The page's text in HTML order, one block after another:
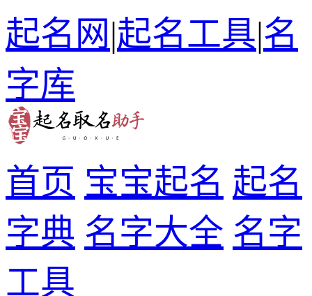
起名网|起名工具|名
字库
首页 宝宝起名 起名
字典 名字大全 名字
工具